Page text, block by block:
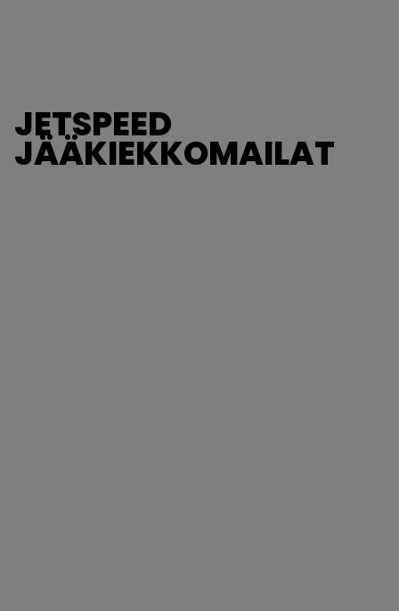
JETSPEED
JÄÄKIEKKOMAILAT